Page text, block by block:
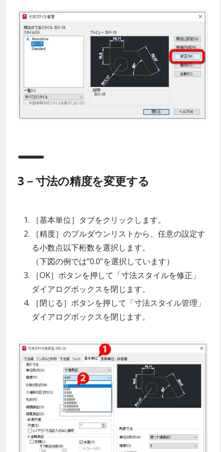
3－寸法の精度を変更する
［基本単位］タブをクリックします。
［精度］のプルダウンリストから、任意の設定す
る小数点以下桁数を選択します。
（下図の例では”0.0”を選択しています）
［OK］ボタンを押して「寸法スタイルを修正」
ダイアログボックスを閉じます。
［閉じる］ボタンを押して「寸法スタイル管理」
ダイアログボックスを閉じます。